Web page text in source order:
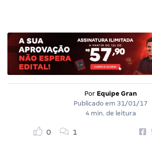
Por Equipe Gran
Publicado em 31/01/17
4 min. de leitura
0 1